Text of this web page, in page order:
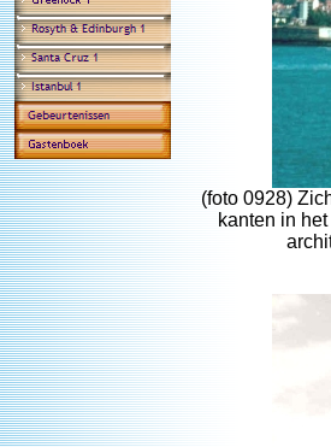
(foto 0928)
kanten in